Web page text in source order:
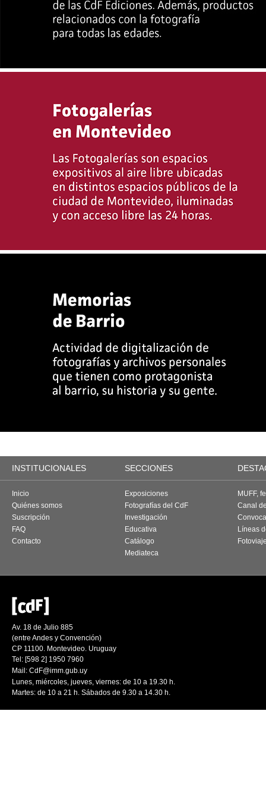
INSTITUCIONALES SECCIONES
Inicio
Quiénes somos
Suscripción
FAQ
Contacto
Exposiciones
Fotografías del CdF
Investigación
Educativa
Catálogo
Mediateca
MUFF,
Canal
Líneas
Av. 18 de Julio 885
(entre Andes y Convención)
CP 11100. Montevideo. Uruguay
Tel: [598 2] 1950 7960
Mail: CdF@imm.gub.uy
Lunes, miércoles, jueves, viernes: de 10 a 19.30 h.
Martes: de 10 a 21 h. Sábados de 9.30 a 14.30 h.